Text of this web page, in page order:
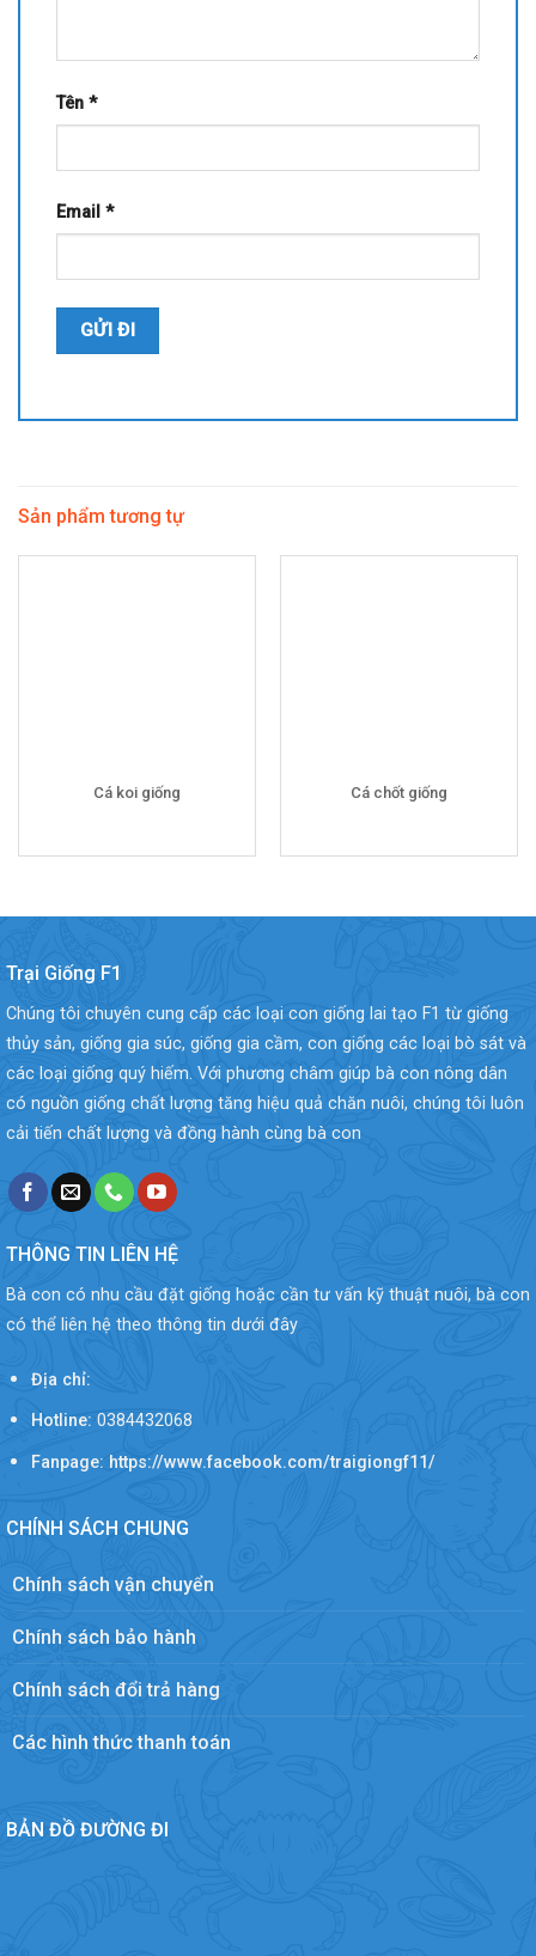
Tên *
Email *
Sản phẩm tương tự
Cá koi giống Cá chốt giống
Trại Giống F1
Chúng tôi chuyên cung cấp các loại con giống lai tạo F1 từ giống
thủy sản, giống gia súc, giống gia cầm, con giống các loại bò sát và
các loại giống quý hiếm. Với phương châm giúp bà con nông dân
có nguồn giống chất lượng tăng hiệu quả chăn nuôi, chúng tôi luôn
cải tiến chất lượng và đồng hành cùng bà con
THÔNG TIN LIÊN HỆ
Bà con có nhu cầu đặt giống hoặc cần tư vấn kỹ thuật nuôi, bà con
có thể liên hệ theo thông tin dưới đây
Địa chỉ:
Hotline: 0384432068
Fanpage: https://www.facebook.com/traigiongf11/
CHÍNH SÁCH CHUNG
Chính sách vận chuyển
Chính sách bảo hành
Chính sách đổi trả hàng
Các hình thức thanh toán
BẢN ĐỒ ĐƯỜNG ĐI